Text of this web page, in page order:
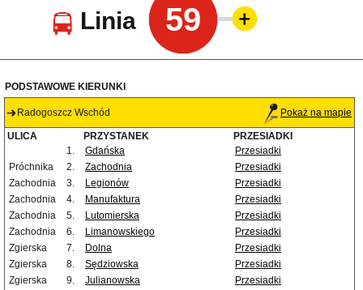
Linia 59
PODSTAWOWE KIERUNKI
Radogoszcz Wschód Pokaż na mapie
ULICA PRZYSTANEK
PRZESIADKI
1.
Gdańska
Przesiadki
Próchnika
2. Zachodnia
Przesiadki
Zachodnia
3. Legionów
Przesiadki
Zachodnia
4. Manufaktura
Przesiadki
Zachodnia
5. Lutomierska
Przesiadki
Zachodnia
6. Limanowskiego
Przesiadki
Zgierska
7. Dolna
Przesiadki
Zgierska
8. Sędziowska
Przesiadki
Zgierska
9. Julianowska
Przesiadki